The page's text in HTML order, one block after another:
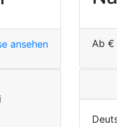
ansehen Ab €